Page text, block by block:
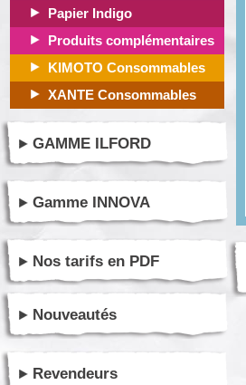
Papier Indigo
Produits complémentaires
KIMOTO Consommables
XANTE Consommables
GAMME ILFORD
Gamme INNOVA
Nos tarifs en PDF
Nouveautés
Revendeurs